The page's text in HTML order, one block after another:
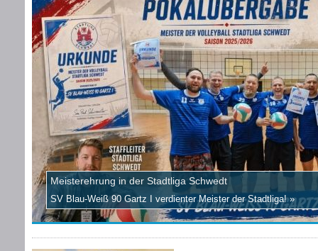
Meisterehrung in der Stadtliga Schwedt
SV Blau-Weiß 90 Gartz I verdienter Meister der Stadtliga!»